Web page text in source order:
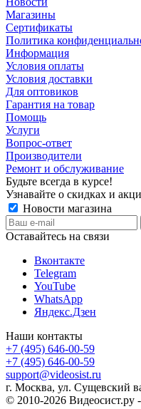
Магазины
Сертификаты
Политика
Информация
Условия оплаты
Условия доставки
Для оптовиков
Гарантия на товар
Помощь
Услуги
Вопрос-ответ
Производители
Ремонт и обслуживание
Будьте всегда в курсе!
Узнавайте о скидках и
Новости магазина
Оставайтесь на связи
Вконтакте
Telegram
YouTube
WhatsApp
Яндекс.Дзен
Наши контакты
+7 (495) 646-00-59
+7 (495) 646-00-59
support@videosist.ru
г. Москва, ул. Сущевский
© 2010-2026